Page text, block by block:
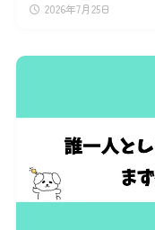
2026年7月25日